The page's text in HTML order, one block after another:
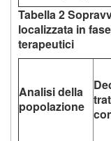
Tabella 2
localizzata in
terapeutici
Analisi della
popolazione